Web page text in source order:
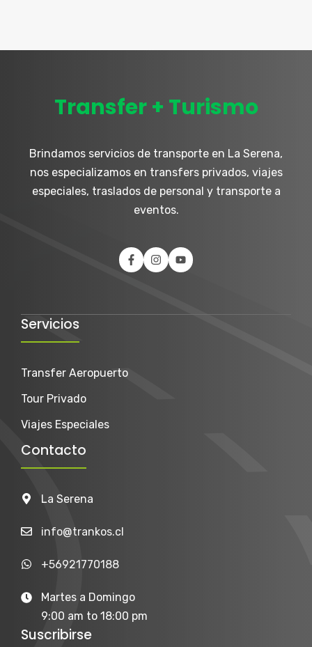
Transfer + Turismo
Brindamos servicios de transporte en La Serena,
nos especializamos en transfers privados, viajes
especiales, traslados de personal y transporte a
eventos.
Servicios
Transfer Aeropuerto
Tour Privado
Viajes Especiales
Contacto
La Serena
info@trankos.cl
+56921770188
Martes a Domingo
9:00 am to 18:00 pm
Suscribirse